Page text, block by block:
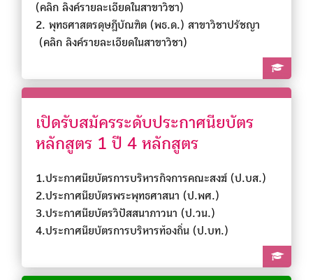
(คลิก ลิงค์รายละเอียดในสาขาวิชา)
2. พุทธศาสตรดุษฎีบัณฑิต (พธ.ด.) สาขาวิชาปรัชญา
(คลิก ลิงค์รายละเอียดในสาขาวิชา)
เปิดรับสมัครระดับประกาศนียบัตร
หลักสูตร 1 ปี 4 หลักสูตร
1.ประกาศนียบัตรการบริหารกิจการคณะสงฆ์ (ป.บส.)
2.ประกาศนียบัตรพระพุทธศาสนา (ป.พศ.)
3.ประกาศนียบัตรวิปัสสนาภาวนา (ป.วน.)
4.ประกาศนียบัตรการบริหารท้องถิ่น (ป.บท.)